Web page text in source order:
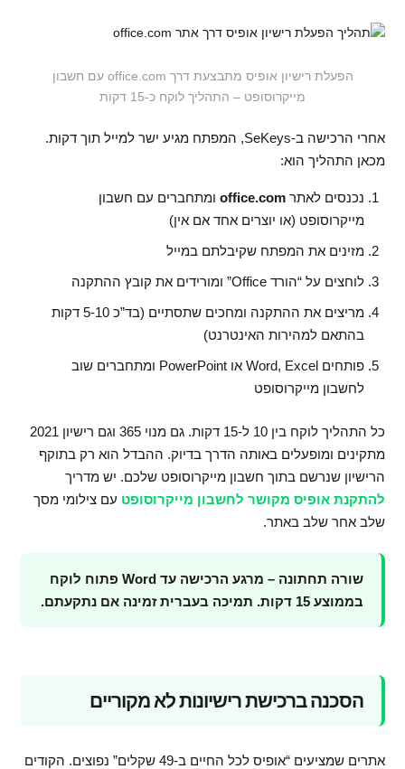
הפעלת רישיון אופיס מתבצעת דרך office.com עם חשבון
מייקרוסופט – התהליך לוקח כ-15 דקות
אחרי הרכישה ב-SeKeys, המפתח מגיע ישר למייל תוך דקות.
מכאן התהליך הוא:
נכנסים לאתר office.comומתחברים עם חשבון
מייקרוסופט (או יוצרים אחד אם אין)
מזינים את המפתח שקיבלתם במייל
לוחצים על “הורד Office” ומורידים את קובץ ההתקנה
מריצים את ההתקנה ומחכים שתסתיים (בד”כ 5-10 דקות
בהתאם למהירות האינטרנט)
פותחים Word, Excel או PowerPoint ומתחברים שוב
לחשבון מייקרוסופט
כל התהליך לוקח בין 10 ל-15 דקות. גם מנוי 365 וגם רישיון 2021
מתקינים ומופעלים באותה הדרך בדיוק. ההבדל הוא רק בתוקף
הרישיון שנרשם בתוך חשבון מייקרוסופט שלכם. יש מדריך
להתקנת אופיס מקושר לחשבון מייקרוסופט עם צילומי מסך
שלב אחר שלב באתר.
שורה תחתונה – מרגע הרכישה עד Word פתוח לוקח
בממוצע 15 דקות. תמיכה בעברית זמינה אם נתקעתם.
הסכנה ברכישת רישיונות לא מקוריים
אתרים שמציעים “אופיס לכל החיים ב-49 שקלים” נפוצים. הקודים